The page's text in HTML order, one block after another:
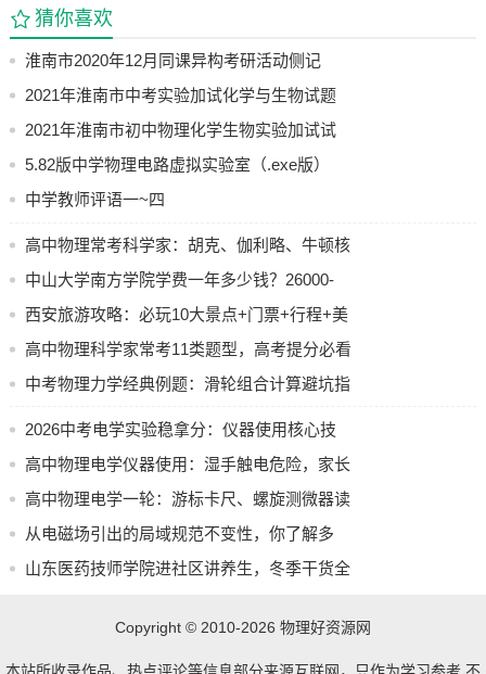
猜你喜欢
淮南市2020年12月同课异构考研活动侧记
2021年淮南市中考实验加试化学与生物试题
及其视频参考
2021年淮南市初中物理化学生物实验加试试
题与评分标准
5.82版中学物理电路虚拟实验室（.exe版）
中学教师评语一~四
高中物理常考科学家：胡克、伽利略、牛顿核
心考点速记
中山大学南方学院学费一年多少钱？26000-
34000元详解
西安旅游攻略：必玩10大景点+门票+行程+美
食+注意事项
高中物理科学家常考11类题型，高考提分必看
中考物理力学经典例题：滑轮组合计算避坑指
2026中考电学实验稳拿分：仪器使用核心技
巧
高中物理电学仪器使用：湿手触电危险，家长
必教的安全课
高中物理电学一轮：游标卡尺、螺旋测微器读
数与伏安法测电阻
从电磁场引出的局域规范不变性，你了解多
少？
山东医药技师学院进社区讲养生，冬季干货全
Copyright © 2010-2026 物理好资源网